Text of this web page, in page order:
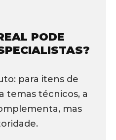
PODE
para itens de
temas técnicos, a
mas